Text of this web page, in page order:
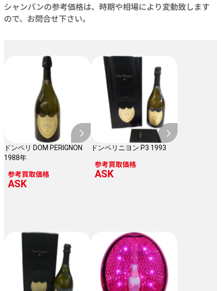
シャンパンの参考価格は、時期や相場により変動致します
ので、お問合せ下さい。
ドンペリ DOM PERIGNON
1988年
参考買取価格
ASK
ドンペリニヨン P3 1993
参考買取価格
ASK